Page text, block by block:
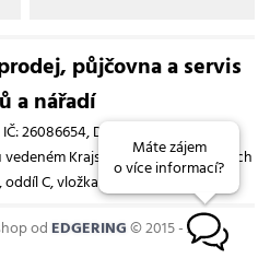
půjčovna a servis
a nářadí
26086654, DIČ: CZ26086654
Krajským soudem v Českých
C, vložka 13193
odEDGERING© 2015 - 2026
Máte zájem
o více informací?
B